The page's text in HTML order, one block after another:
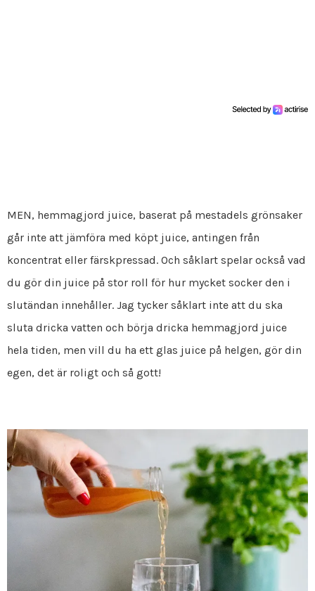
MEN, hemmagjord juice, baserat på mestadels grönsaker
går inte att jämföra med köpt juice, antingen från
koncentrat eller färskpressad. Och såklart spelar också vad
du gör din juice på stor roll för hur mycket socker den i
slutändan innehåller. Jag tycker såklart inte att du ska
sluta dricka vatten och börja dricka hemmagjord juice
hela tiden, men vill du ha ett glas juice på helgen, gör din
egen, det är roligt och så gott!